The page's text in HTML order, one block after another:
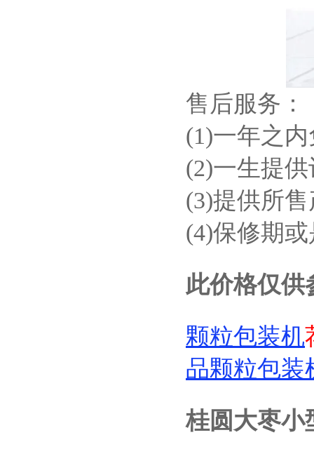
售后服务：
(1)一年之
(2)一生提
(3)提供所
(4)保修期
此价格仅供
颗粒包装机
品颗粒包装
桂圆大枣小